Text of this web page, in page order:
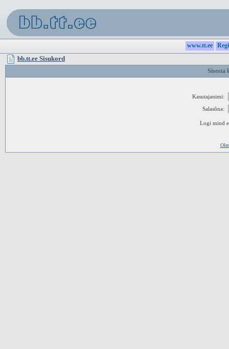
www.tt.ee
bb.tt.ee Sisukord
Sisesta
Kasutajanimi:
Salasõna:
Logi mind